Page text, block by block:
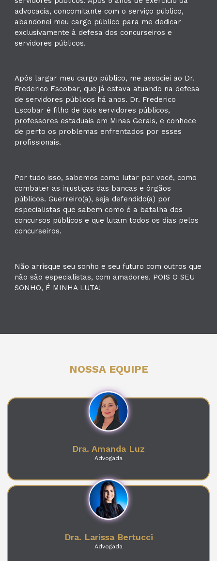
advocacia, concomitante com o serviço público,
abandonei meu cargo público para me dedicar
exclusivamente à defesa dos concurseiros e
servidores públicos.
Após largar meu cargo público, me associei ao Dr.
Frederico Escobar, que já estava atuando na defesa
de servidores públicos há anos. Dr. Frederico
Escobar é filho de dois servidores públicos,
professores estaduais em Minas Gerais, e conhece
de perto os problemas enfrentados por esses
profissionais.
Por tudo isso, sabemos como lutar por você, como
combater as injustiças das bancas e órgãos
públicos. Guerreiro(a), seja defendido(a) por
especialistas que sabem como é a batalha dos
concursos públicos e que lutam todos os dias pelos
concurseiros.
Não arrisque seu sonho e seu futuro com outros que
não são especialistas, com amadores. POIS O SEU
SONHO, É MINHA LUTA!
NOSSA EQUIPE
Dra. Amanda Luz
Advogada
Dra. Larissa Bertucci
Advogada